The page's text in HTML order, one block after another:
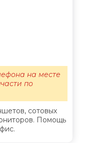
сотовых
Помощь
на месте
по